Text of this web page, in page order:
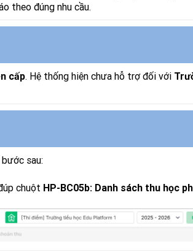
theo đúng nhu cầu.
cấp. Hệ thống hiện chưa hỗ trợ đối với
sau:
chuột HP-BC05b: Danh sách thu học